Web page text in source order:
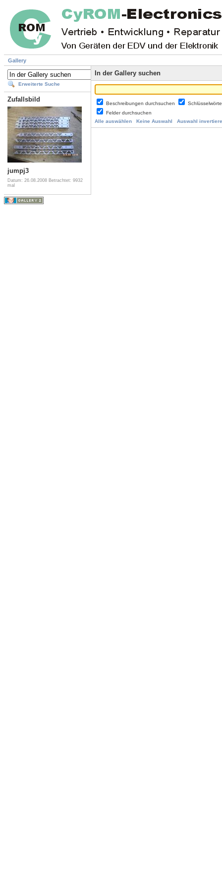
Gallery
Erweiterte Suche
Zufallsbild
jumpj3
Datum: 26.08.2008 Betrachtet: 9932
mal
In der Gallery suchen
Beschreibungen durchsuchen
Felder durchsuchen
Alle auswählen
Keine Auswahl Auswahl